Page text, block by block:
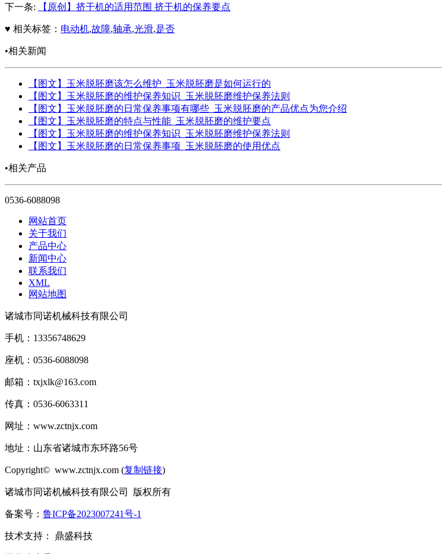
下一条: 【原创】挤干机的适用范围 挤干机的保养要点
♥ 相关标签： 电动机,故障,轴承,光滑,是否
•相关新闻
【图文】玉米脱胚磨该怎么维护_玉米脱胚磨是如何运行的
【图文】玉米脱胚磨的维护保养知识_玉米脱胚磨维护保养法则
【图文】玉米脱胚磨的日常保养事项有哪些_玉米脱胚磨的产品优点为您介绍
【图文】玉米脱胚磨的特点与性能_玉米脱胚磨的维护要点
【图文】玉米脱胚磨的维护保养知识_玉米脱胚磨维护保养法则
【图文】玉米脱胚磨的日常保养事项_玉米脱胚磨的使用优点
•相关产品
0536-6088098
网站首页
关于我们
产品中心
新闻中心
联系我们
XML
网站地图
诸城市同诺机械科技有限公司
手机：13356748629
座机：0536-6088098
邮箱：txjxlk@163.com
传真：0536-6063311
网址：www.zctnjx.com
地址：山东省诸城市东环路56号
Copyright© www.zctnjx.com (复制链接)
诸城市同诺机械科技有限公司 版权所有
备案号： 鲁ICP备2023007241号-1
技术支持： 鼎盛科技